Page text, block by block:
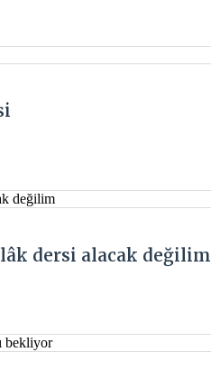
dersi alacak değilim